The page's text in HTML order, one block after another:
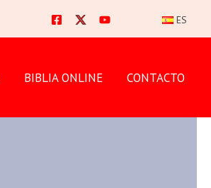
ES
BIBLIA ONLINE CONTACTO